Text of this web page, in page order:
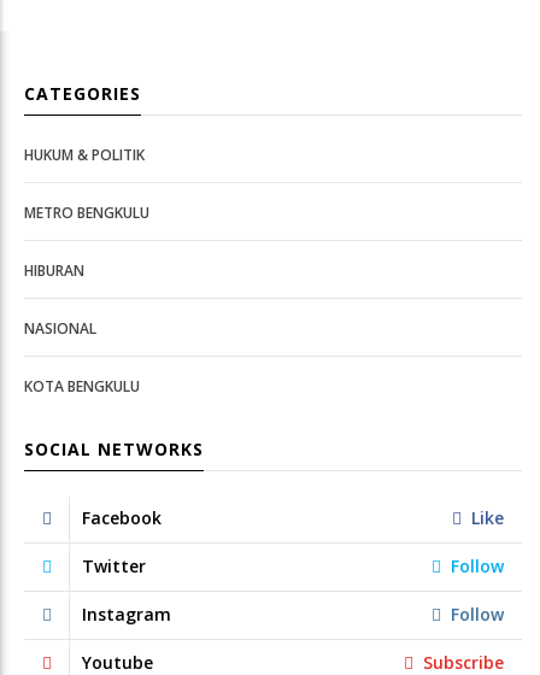
CATEGORIES
HUKUM & POLITIK
METRO BENGKULU
HIBURAN
NASIONAL
KOTA BENGKULU
SOCIAL NETWORKS
Facebook Like
Twitter Follow
Instagram Follow
Youtube Subscribe